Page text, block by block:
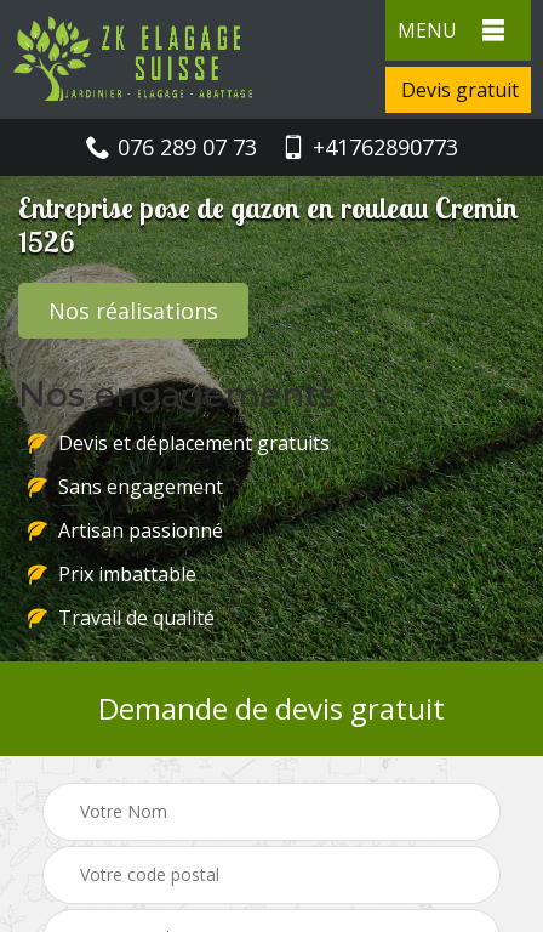
MENU
Devis gratuit
076 289 07 73 +41762890773
Entreprise pose de gazon en rouleau Cremin
1526
Nos réalisations
Nos engagements
Devis et déplacement gratuits
Sans engagement
Artisan passionné
Prix imbattable
Travail de qualité
Demande de devis gratuit